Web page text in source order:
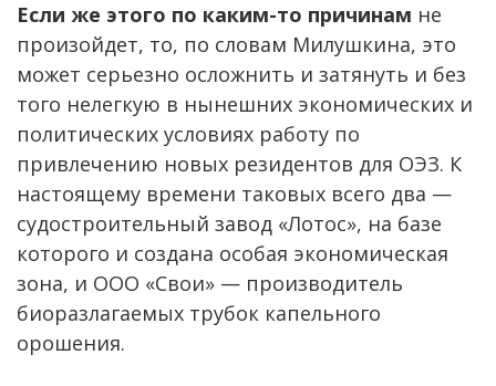
Если же этого по каким-то причинам не
произойдет, то, по словам Милушкина, это
может серьезно осложнить и затянуть и без
того нелегкую в нынешних экономических и
политических условиях работу по
привлечению новых резидентов для ОЭЗ. К
настоящему времени таковых всего два —
судостроительный завод «Лотос», на базе
которого и создана особая экономическая
зона, и ООО «Свои» — производитель
биоразлагаемых трубок капельного
орошения.